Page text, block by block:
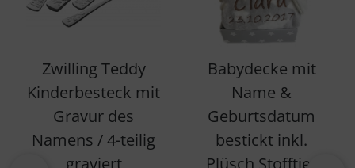
Zwilling Teddy
Kinderbesteck mit
Gravur des
Namens / 4-teilig
graviert
Babydecke mit
Name &
Geburtsdatum
bestickt inkl.
Plüsch Stofftier